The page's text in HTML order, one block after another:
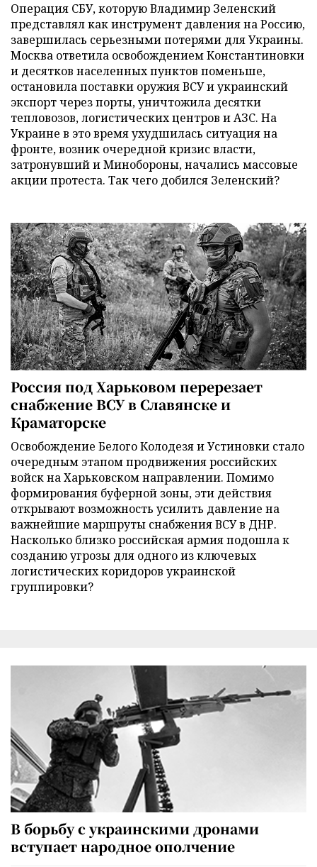
Операция СБУ, которую Владимир Зеленский
представлял как инструмент давления на Россию,
завершилась серьезными потерями для Украины.
Москва ответила освобождением Константиновки
и десятков населенных пунктов поменьше,
остановила поставки оружия ВСУ и украинский
экспорт через порты, уничтожила десятки
тепловозов, логистических центров и АЗС. На
Украине в это время ухудшилась ситуация на
фронте, возник очередной кризис власти,
затронувший и Минобороны, начались массовые
акции протеста. Так чего добился Зеленский?
Россия под Харьковом перерезает
снабжение ВСУ в Славянске и
Краматорске
Освобождение Белого Колодезя и Устиновки стало
очередным этапом продвижения российских
войск на Харьковском направлении. Помимо
формирования буферной зоны, эти действия
открывают возможность усилить давление на
важнейшие маршруты снабжения ВСУ в ДНР.
Насколько близко российская армия подошла к
созданию угрозы для одного из ключевых
логистических коридоров украинской
группировки?
В борьбу с украинскими дронами
вступает народное ополчение